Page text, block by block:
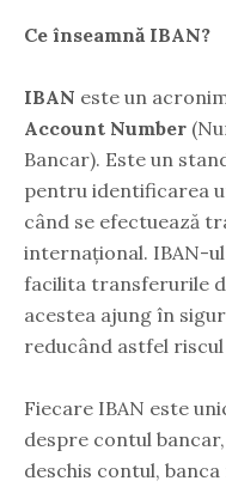
Ce înseamnă IBAN?
IBAN este un
Account Number
Bancar). Este un
pentru identificarea
când se efectuează
internațional. IBAN-
facilita transferurile
acestea ajung în
reducând astfel
Fiecare IBAN este
despre contul
deschis contul,